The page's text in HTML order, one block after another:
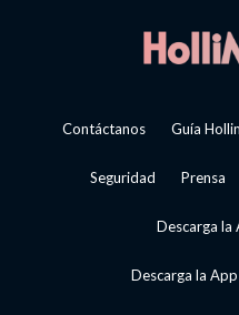
Contáctanos Guía
Seguridad Prensa
Descarga la
Descarga la